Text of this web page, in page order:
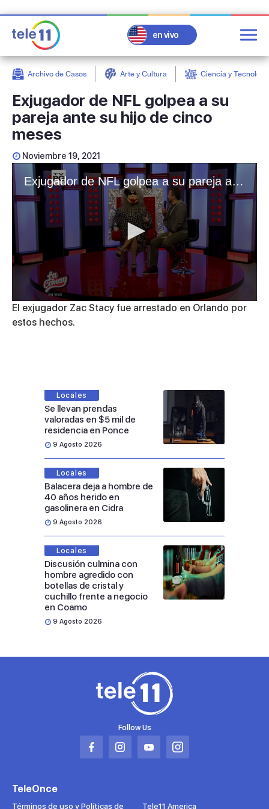
en vivo
Archivo de Casos Arte y Cultura Ciencia y
Exjugador de NFL golpea a su
pareja ante su hijo de cinco
meses
Noviembre 19, 2021
Exjugador de NFL golpea a su pareja ante su hijo de cinco meses
0
seconds
of
El exjugador Zac Stacy fue arrestado en Orlando por
estos hechos.
Locales
Se llevan prendas
valoradas en $5 mil de
residencia en Ponce
9 Agosto 2026
Locales
Balacera deja a hombre de
40 años herido en
gasolinera en Cidra
9 Agosto 2026
Locales
Discusión culmina con
hombre agredido con
botellas de cristal y
cuchillo frente a negocio
en Coamo
9 Agosto 2026
Follow Us
Abrir
pestaña
Abrir
pestaña
Abrir
pestaña
Abrir
pestaña
TeleOnce
Términos de uso y Políticas de Tele11 America
post